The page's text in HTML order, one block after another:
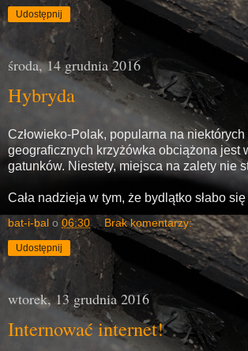
Udostępnij
środa, 14 grudnia 2016
Hybryda
Człowieko-Polak, popularna na
geograficznych krzyżówka obciążona jest
gatunków. Niestety, miejsca na zalety nie
Cała nadzieja w tym, że bydlątko słabo
bat-i-bal o 06:30 Brak komentarzy:
Udostępnij
wtorek, 13 grudnia 2016
Internować internet!